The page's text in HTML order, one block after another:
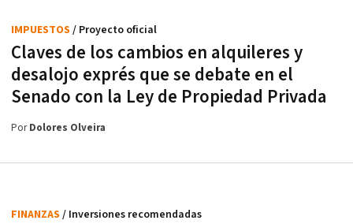
Claves de los cambios en alquileres y
desalojo exprés que se debate en el
Senado con la Ley de Propiedad Privada
IMPUESTOS / Proyecto oficial
PorDolores Olveira
FINANZAS / Inversiones recomendadas